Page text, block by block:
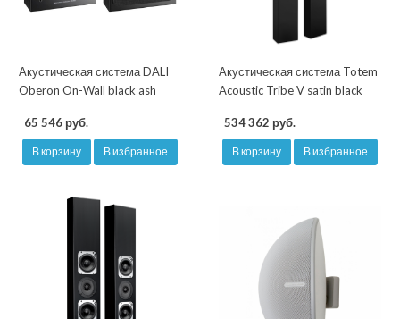
Акустическая система DALI
Oberon On-Wall black ash
65 546 руб.
В корзину В избранное
Акустическая система Totem
Acoustic Tribe V satin black
534 362 руб.
В корзину В избранное